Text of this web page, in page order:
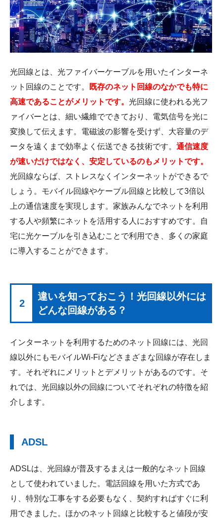
光回線とは、光ファイバーケーブルを用いたインターネ
ット回線のことです。
既存のネット回線のなかでも特に
高速であることがメリットです。 光回線に使われる光フ
ァイバーとは、細い繊維でできており、電気信号を光に
変換して伝えます。電磁波の影響を受けず、大容量のデ
ータを遠くまで効率よく伝送できる技術です。 通信速度
が速いだけではなく、安定しているのもメリットです。
光回線ならば、ストレスなくインターネットができるで
しょう。モバイル回線やケーブル回線と比較して3倍以
上の通信速度を実現します。家族みんなでネットを利用
する人や頻繁にネットを活用する人におすすめです。自
宅に光ケーブルを引き込むことで利用でき、多くの家庭
に導入することができます。
2
違いを知っておこう！光回線以外には
どんな回線がある？
インターネットを利用するためのネット回線には、光回
線以外にもモバイルWi-Fiなどさまざまな回線が存在しま
す。それぞれにメリットとデメリットがあるのです。そ
れでは、光回線以外の回線についてそれぞれの特徴を紹
介します。
ADSL
ADSLは、光回線が普及するまえは一般的なネット回線
として使われていました。電話回線を用いた方式であ
り、特別な工事をする必要もなく、契約すればすぐに利
用できました。ほかのネット回線と比較すると値段が安